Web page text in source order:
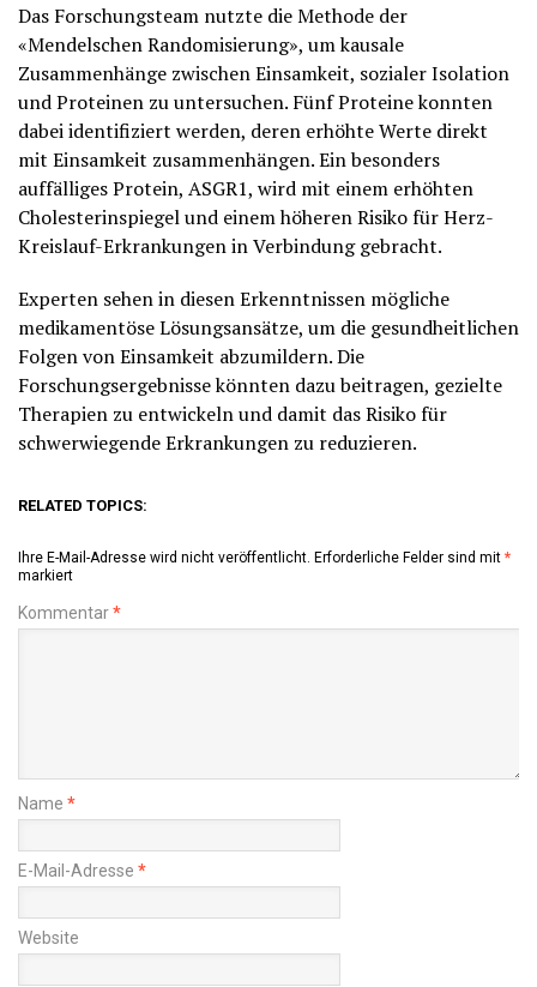
Das Forschungsteam nutzte die Methode der
«Mendelschen Randomisierung», um kausale
Zusammenhänge zwischen Einsamkeit, sozialer Isolation
und Proteinen zu untersuchen. Fünf Proteine konnten
dabei identifiziert werden, deren erhöhte Werte direkt
mit Einsamkeit zusammenhängen. Ein besonders
auffälliges Protein, ASGR1, wird mit einem erhöhten
Cholesterinspiegel und einem höheren Risiko für Herz-
Kreislauf-Erkrankungen in Verbindung gebracht.
Experten sehen in diesen Erkenntnissen mögliche
medikamentöse Lösungsansätze, um die gesundheitlichen
Folgen von Einsamkeit abzumildern. Die
Forschungsergebnisse könnten dazu beitragen, gezielte
Therapien zu entwickeln und damit das Risiko für
schwerwiegende Erkrankungen zu reduzieren.
RELATED TOPICS:
Ihre E-Mail-Adresse wird nicht veröffentlicht. Erforderliche Felder sind mit *
markiert
Kommentar*
Name *
E-Mail-Adresse *
Website